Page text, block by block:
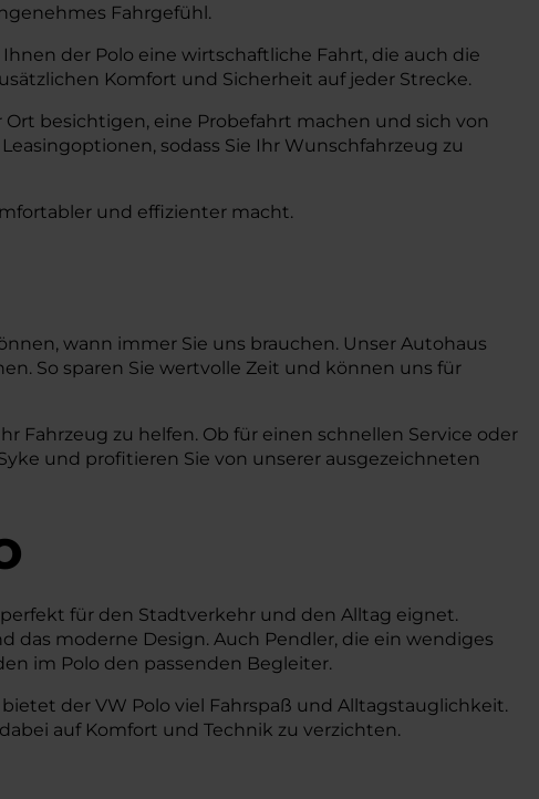
Fahrgefühl.
der Polo eine wirtschaftliche Fahrt, die auch die
Komfort und Sicherheit auf jeder Strecke.
besichtigen, eine Probefahrt machen und sich von
sodass Sie Ihr Wunschfahrzeug zu
und effizienter macht.
wann immer Sie uns brauchen. Unser Autohaus
So sparen Sie wertvolle Zeit und können uns für
Fahrzeug zu helfen. Ob für einen schnellen Service oder
und profitieren Sie von unserer ausgezeichneten
perfekt für den Stadtverkehr und den Alltag eignet.
das moderne Design. Auch Pendler, die ein wendiges
im Polo den passenden Begleiter.
der VW Polo viel Fahrspaß und Alltagstauglichkeit.
auf Komfort und Technik zu verzichten.